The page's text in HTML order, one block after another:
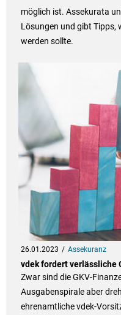
möglich ist. Assekurata
Lösungen und gibt Tipps,
werden sollte.
26.01.2023 Assekuranz
vdek fordert verlässliche
Zwar sind die GKV-
Ausgabenspirale aber
ehrenamtliche vdek-